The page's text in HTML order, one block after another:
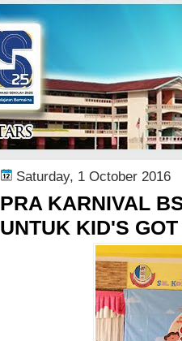
Saturday, 1 October 2016
PRA KARNIVAL
UNTUK KID'S